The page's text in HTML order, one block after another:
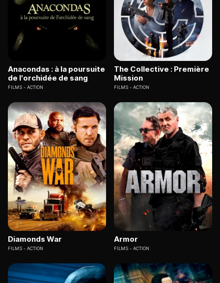
Anacondas : à la poursuite
de l'orchidée de sang
FILMS ACTION
The Collective : Première
Mission
FILMS ACTION
Diamonds War
FILMS ACTION
Armor
FILMS ACTION